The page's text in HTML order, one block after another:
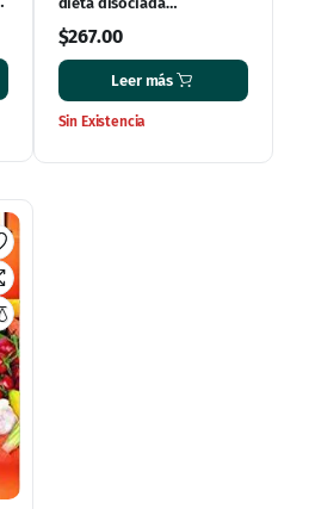
$267.00
Leer más
Sin Existencia